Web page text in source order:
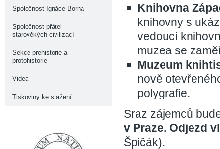
Knihovna
knihovny s
vedoucí
muzea se
Muzeum
nově
polygrafie.
Sraz zájemců
v Praze. Odjezd
Špičák).
Společnost Ignáce Borna
Společnost přátel
starověkých civilizací
Sekce prehistorie a
protohistorie
Videa
Tiskoviny ke stažení